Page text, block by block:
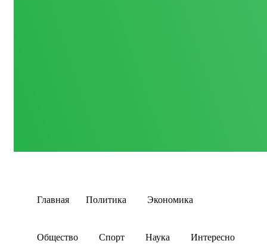
Главная Политика Экономика
Общество Спорт Наука Интересно